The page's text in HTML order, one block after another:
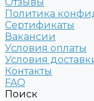
Политика
Сертификаты
Вакансии
Условия оплаты
Условия
Контакты
FAQ
Поиск